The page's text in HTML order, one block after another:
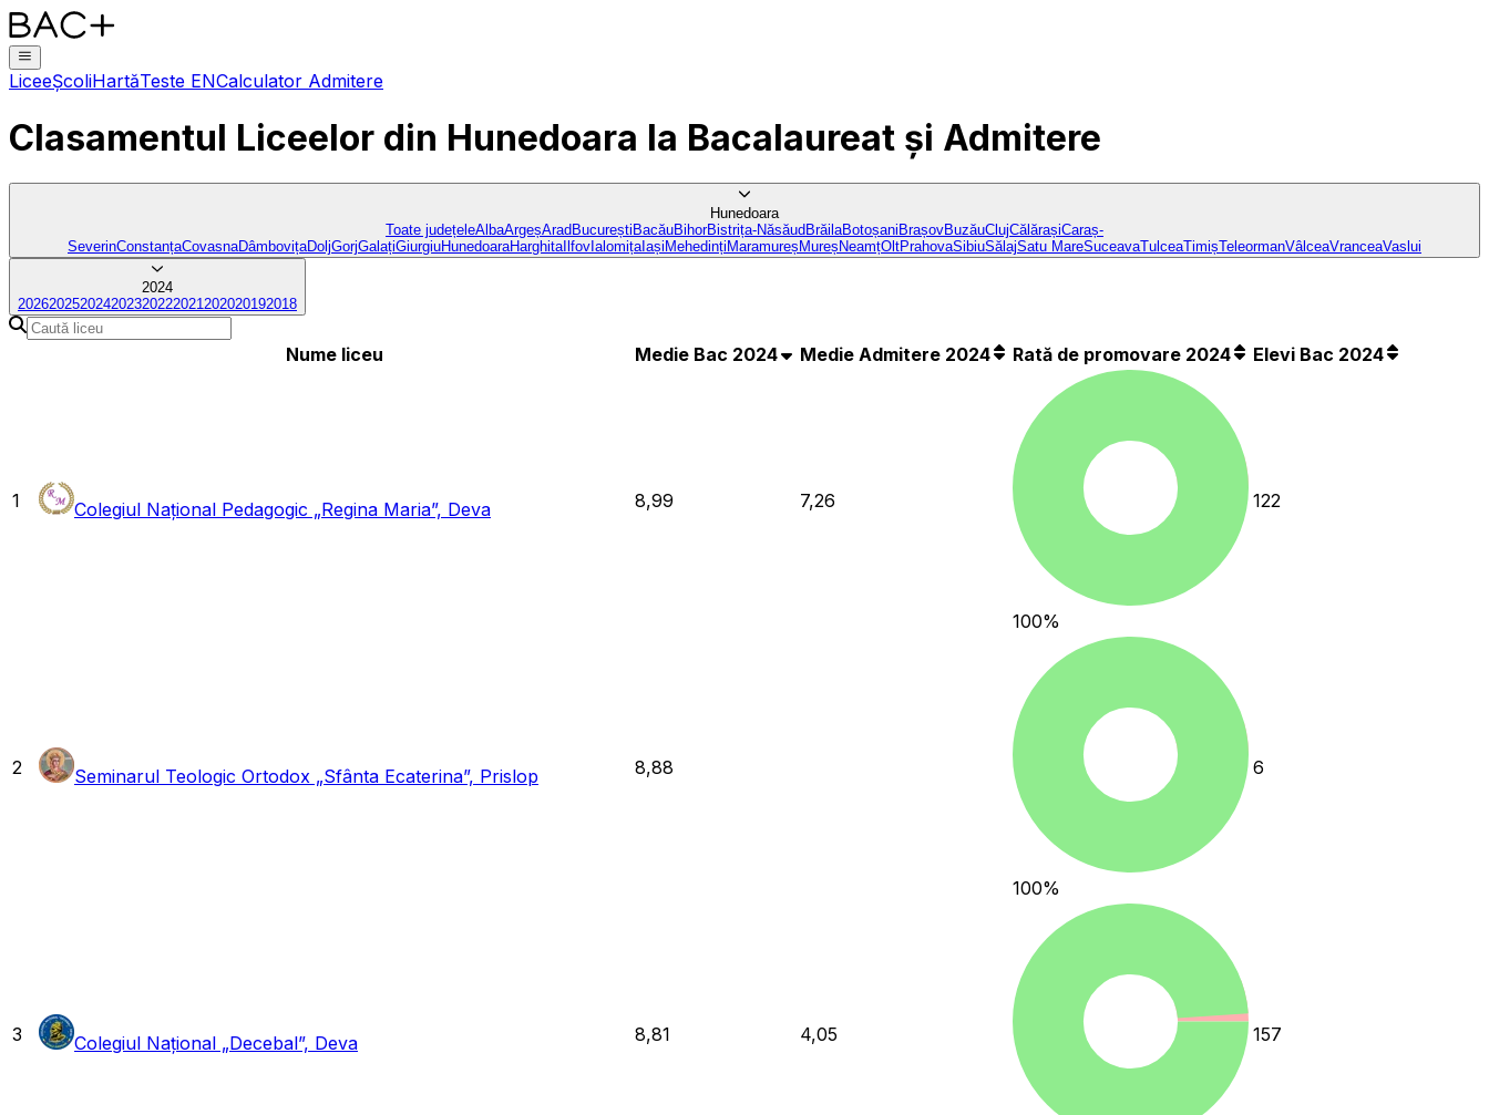
LiceeȘcoliHartăTeste ENCalculator Admitere
Clasamentul Liceelor din Hunedoara la Bacalaureat și Admitere
Hunedoara
Toate județeleAlbaArgeșAradBucureștiBacăuBihorBistrița-NăsăudBrăilaBotoșaniBrașovBuzăuClujCălărașiCaraș-
SeverinConstanțaCovasnaDâmbovițaDoljGorjGalațiGiurgiuHunedoaraHarghitaIlfovIalomițaIașiMehedințiMaramureșMureșNeamțOltPrahovaSibiuSălajSatu MareSuceavaTulceaTimișTeleormanVâlceaVranceaVaslui
2024
202620252024202320222021 202020192018
Nume liceu Medie Bac 2024 Medie Admitere 2024 Rată de promovare 2024 Elevi Bac 2024
1 Colegiul Național Pedagogic „Regina Maria”, Deva 8,99 7,26
100%
122
2 Seminarul Teologic Ortodox „Sfânta Ecaterina”, Prislop 8,88
100%
6
3 Colegiul Național „Decebal”, Deva 8,81 4,05 157